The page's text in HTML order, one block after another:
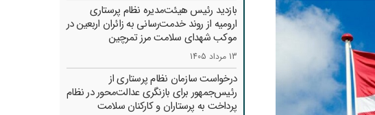
بازدید رئیس هیئت‌مدیره نظام پرستاری
ارومیه از روند خدمت‌رسانی به زائران اربعین در
موکب شهدای سلامت مرز تمرچین
13 مرداد 1405
درخواست سازمان نظام پرستاری از
رئیس‌جمهور برای بازنگری عدالت‌محور در نظام
پرداخت به پرستاران و کارکنان سلامت